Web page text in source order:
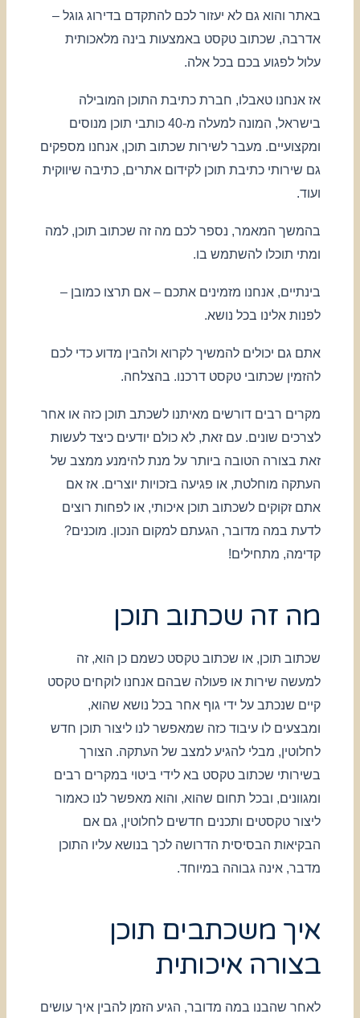
באתר והוא גם לא יעזור לכם להתקדם בדירוג גוגל –
אדרבה, שכתוב טקסט באמצעות בינה מלאכותית
עלול לפגוע בכם בכל אלה.
אז אנחנו טאבלו, חברת כתיבת התוכן המובילה
בישראל, המונה למעלה מ-40 כותבי תוכן מנוסים
ומקצועיים. מעבר לשירות שכתוב תוכן, אנחנו מספקים
גם שירותי כתיבת תוכן לקידום אתרים, כתיבה שיווקית
ועוד.
בהמשך המאמר, נספר לכם מה זה שכתוב תוכן, למה
ומתי תוכלו להשתמש בו.
בינתיים, אנחנו מזמינים אתכם – אם תרצו כמובן –
לפנות אלינו בכל נושא.
אתם גם יכולים להמשיך לקרוא ולהבין מדוע כדי לכם
להזמין שכתובי טקסט דרכנו. בהצלחה.
מקרים רבים דורשים מאיתנו לשכתב תוכן כזה או אחר
לצרכים שונים. עם זאת, לא כולם יודעים כיצד לעשות
זאת בצורה הטובה ביותר על מנת להימנע ממצב של
העתקה מוחלטת, או פגיעה בזכויות יוצרים. אז אם
אתם זקוקים לשכתוב תוכן איכותי, או לפחות רוצים
לדעת במה מדובר, הגעתם למקום הנכון. מוכנים?
קדימה, מתחילים!
מה זה שכתוב תוכן
שכתוב תוכן, או שכתוב טקסט כשמם כן הוא, זה
למעשה שירות או פעולה שבהם אנחנו לוקחים טקסט
קיים שנכתב על ידי גוף אחר בכל נושא שהוא,
ומבצעים לו עיבוד כזה שמאפשר לנו ליצור תוכן חדש
לחלוטין, מבלי להגיע למצב של העתקה. הצורך
בשירותי שכתוב טקסט בא לידי ביטוי במקרים רבים
ומגוונים, ובכל תחום שהוא, והוא מאפשר לנו כאמור
ליצור טקסטים ותכנים חדשים לחלוטין, גם אם
הבקיאות הבסיסית הדרושה לכך בנושא עליו התוכן
מדבר, אינה גבוהה במיוחד.
איך משכתבים תוכן
בצורה איכותית
לאחר שהבנו במה מדובר, הגיע הזמן להבין איך עושים